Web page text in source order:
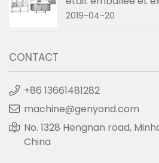
Unis en avril 2019
2019-04-20
CONTACT
+86 13661481282
machine@genyond.com
No. 1328 Hengnan road,
China